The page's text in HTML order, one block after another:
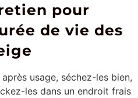
pour
de vie des
usage, séchez-les bien,
les dans un endroit frais